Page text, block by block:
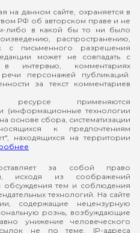
данном сайте, охраняется в
РФ об авторском праве и не
либо в какой бы то ни было
распространению,
с письменного разрешения
может не совпадать с
интервью, комментариях
персонажей публикаций.
за текст комментариев
применяются
(информационные технологии
основе сбора, систематизации
к предпочтениям
находящихся на территории
за собой право
исходя из соображений
обсуждения тем и соблюдения
технологий. На сайте
содержащие нецензурную
рознь, возбуждающие
унижение человеческого
не по теме. IP-адреса